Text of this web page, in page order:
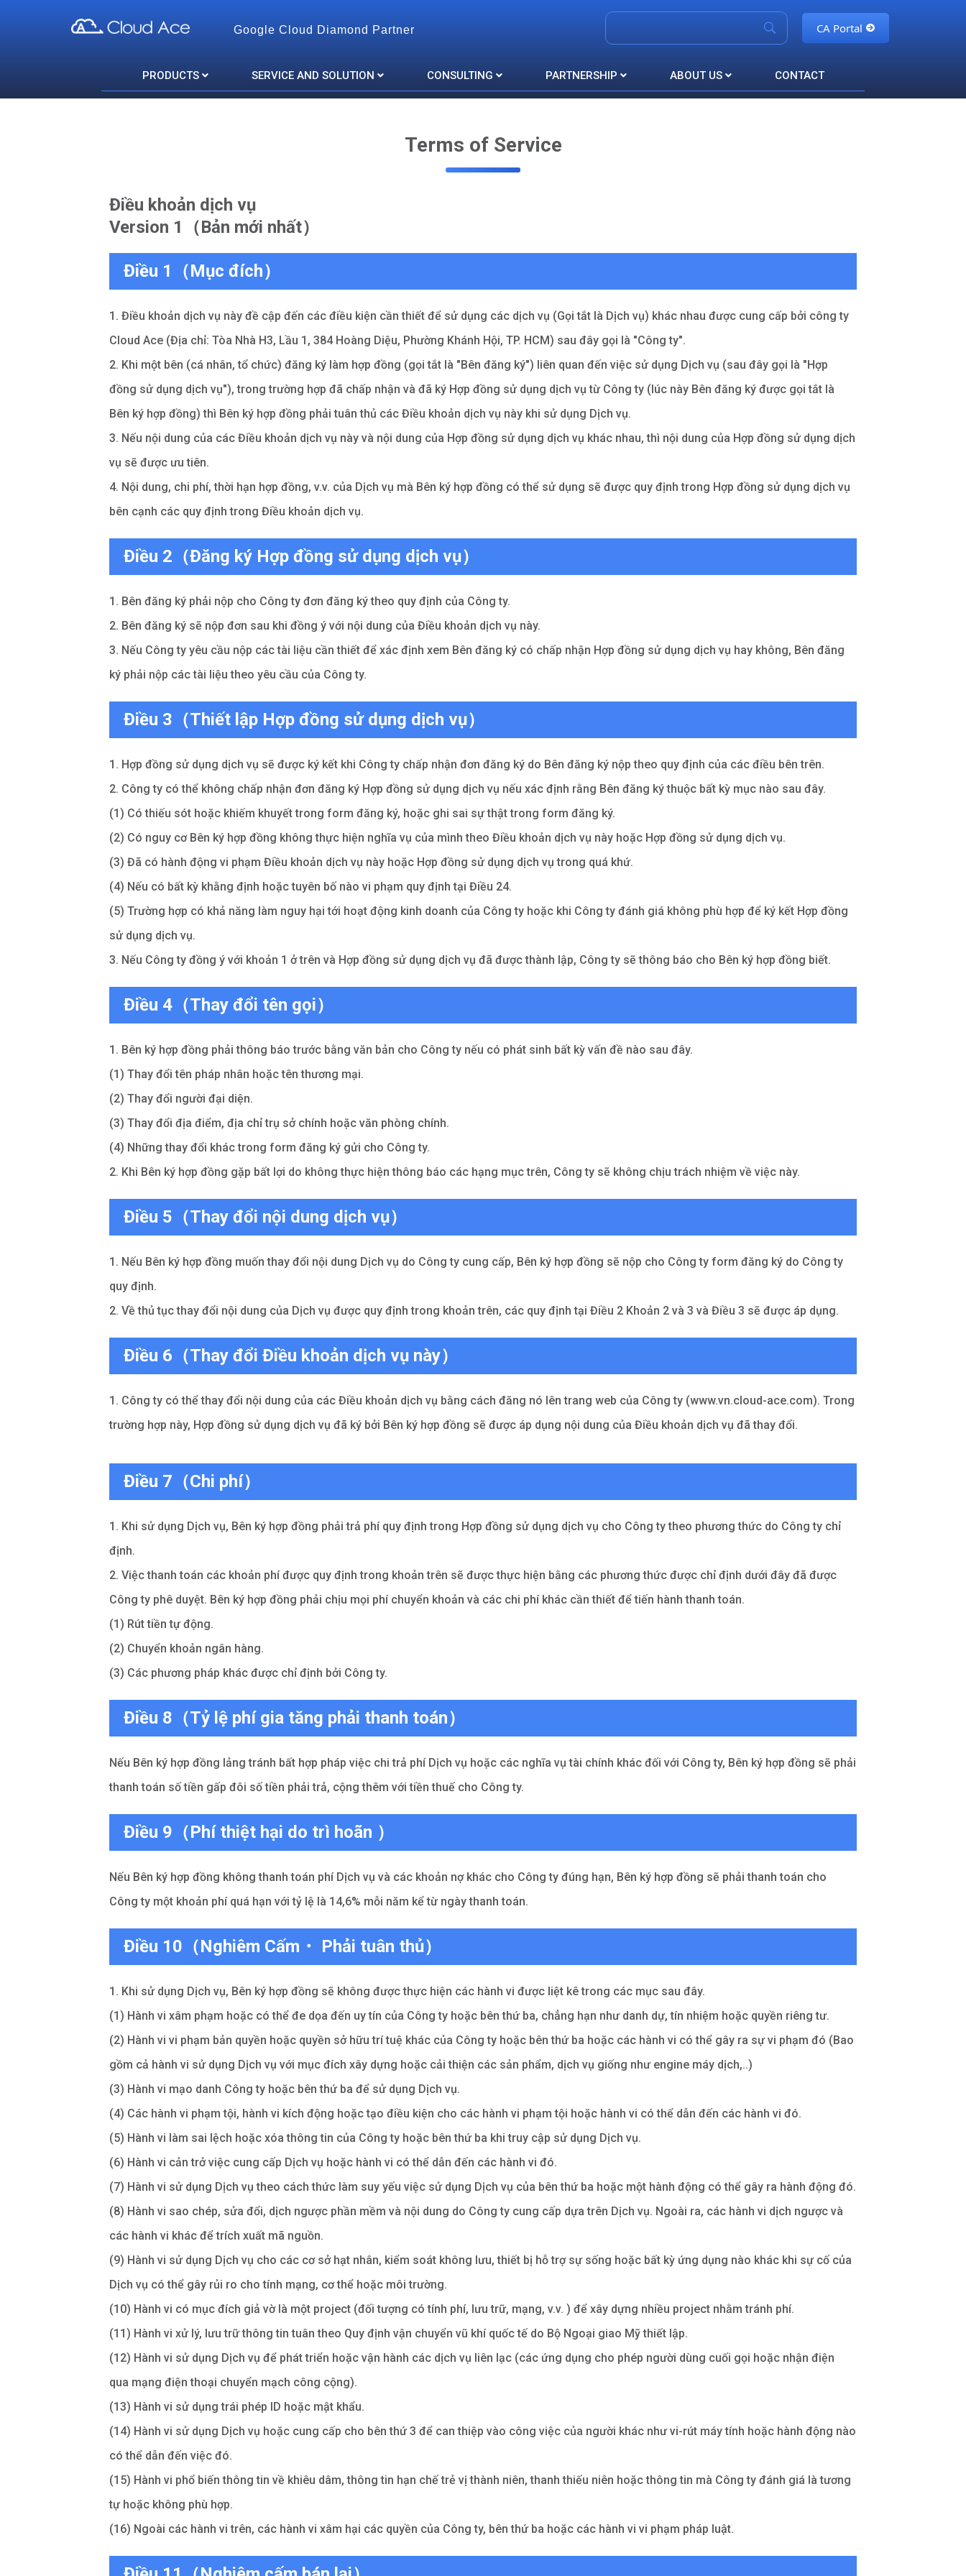
Google Cloud Diamond Partner CA Portal
PRODUCTS SERVICE AND SOLUTION CONSULTING PARTNERSHIP ABOUT US CONTACT
Terms of Service
Điều khoản dịch vụ
Version 1（Bản mới nhất）
Điều 1（Mục đích）
1. Điều khoản dịch vụ này đề cập đến các điều kiện cần thiết để sử dụng các dịch vụ (Gọi tắt là Dịch vụ) khác nhau được cung cấp bởi công ty
Cloud Ace (Địa chỉ: Tòa Nhà H3, Lầu 1, 384 Hoàng Diệu, Phường Khánh Hội, TP. HCM) sau đây gọi là "Công ty".
2. Khi một bên (cá nhân, tổ chức) đăng ký làm hợp đồng (gọi tắt là "Bên đăng ký") liên quan đến việc sử dụng Dịch vụ (sau đây gọi là "Hợp
đồng sử dụng dịch vụ"), trong trường hợp đã chấp nhận và đã ký Hợp đồng sử dụng dịch vụ từ Công ty (lúc này Bên đăng ký được gọi tắt là
Bên ký hợp đồng) thì Bên ký hợp đồng phải tuân thủ các Điều khoản dịch vụ này khi sử dụng Dịch vụ.
3. Nếu nội dung của các Điều khoản dịch vụ này và nội dung của Hợp đồng sử dụng dịch vụ khác nhau, thì nội dung của Hợp đồng sử dụng dịch
vụ sẽ được ưu tiên.
4. Nội dung, chi phí, thời hạn hợp đồng, v.v. của Dịch vụ mà Bên ký hợp đồng có thể sử dụng sẽ được quy định trong Hợp đồng sử dụng dịch vụ
bên cạnh các quy định trong Điều khoản dịch vụ.
Điều 2（Đăng ký Hợp đồng sử dụng dịch vụ）
1. Bên đăng ký phải nộp cho Công ty đơn đăng ký theo quy định của Công ty.
2. Bên đăng ký sẽ nộp đơn sau khi đồng ý với nội dung của Điều khoản dịch vụ này.
3. Nếu Công ty yêu cầu nộp các tài liệu cần thiết để xác định xem Bên đăng ký có chấp nhận Hợp đồng sử dụng dịch vụ hay không, Bên đăng
ký phải nộp các tài liệu theo yêu cầu của Công ty.
Điều 3（Thiết lập Hợp đồng sử dụng dịch vụ）
1. Hợp đồng sử dụng dịch vụ sẽ được ký kết khi Công ty chấp nhận đơn đăng ký do Bên đăng ký nộp theo quy định của các điều bên trên.
2. Công ty có thể không chấp nhận đơn đăng ký Hợp đồng sử dụng dịch vụ nếu xác định rằng Bên đăng ký thuộc bất kỳ mục nào sau đây.
(1) Có thiếu sót hoặc khiếm khuyết trong form đăng ký, hoặc ghi sai sự thật trong form đăng ký.
(2) Có nguy cơ Bên ký hợp đồng không thực hiện nghĩa vụ của mình theo Điều khoản dịch vụ này hoặc Hợp đồng sử dụng dịch vụ.
(3) Đã có hành động vi phạm Điều khoản dịch vụ này hoặc Hợp đồng sử dụng dịch vụ trong quá khứ.
(4) Nếu có bất kỳ khằng định hoặc tuyên bố nào vi phạm quy định tại Điều 24.
(5) Trường hợp có khả năng làm nguy hại tới hoạt động kinh doanh của Công ty hoặc khi Công ty đánh giá không phù hợp để ký kết Hợp đồng
sử dụng dịch vụ.
3. Nếu Công ty đồng ý với khoản 1 ở trên và Hợp đồng sử dụng dịch vụ đã được thành lập, Công ty sẽ thông báo cho Bên ký hợp đồng biết.
Điều 4（Thay đổi tên gọi）
1. Bên ký hợp đồng phải thông báo trước bằng văn bản cho Công ty nếu có phát sinh bất kỳ vấn đề nào sau đây.
(1) Thay đổi tên pháp nhân hoặc tên thương mại.
(2) Thay đổi người đại diện.
(3) Thay đổi địa điểm, địa chỉ trụ sở chính hoặc văn phòng chính.
(4) Những thay đổi khác trong form đăng ký gửi cho Công ty.
2. Khi Bên ký hợp đồng gặp bất lợi do không thực hiện thông báo các hạng mục trên, Công ty sẽ không chịu trách nhiệm về việc này.
Điều 5（Thay đổi nội dung dịch vụ）
1. Nếu Bên ký hợp đồng muốn thay đổi nội dung Dịch vụ do Công ty cung cấp, Bên ký hợp đồng sẽ nộp cho Công ty form đăng ký do Công ty
quy định.
2. Về thủ tục thay đổi nội dung của Dịch vụ được quy định trong khoản trên, các quy định tại Điều 2 Khoản 2 và 3 và Điều 3 sẽ được áp dụng.
Điều 6（Thay đổi Điều khoản dịch vụ này）
1. Công ty có thể thay đổi nội dung của các Điều khoản dịch vụ bằng cách đăng nó lên trang web của Công ty (www.vn.cloud-ace.com). Trong
trường hợp này, Hợp đồng sử dụng dịch vụ đã ký bởi Bên ký hợp đồng sẽ được áp dụng nội dung của Điều khoản dịch vụ đã thay đổi.
Điều 7（Chi phí）
1. Khi sử dụng Dịch vụ, Bên ký hợp đồng phải trả phí quy định trong Hợp đồng sử dụng dịch vụ cho Công ty theo phương thức do Công ty chỉ
định.
2. Việc thanh toán các khoản phí được quy định trong khoản trên sẽ được thực hiện bằng các phương thức được chỉ định dưới đây đã được
Công ty phê duyệt. Bên ký hợp đồng phải chịu mọi phí chuyển khoản và các chi phí khác cần thiết để tiến hành thanh toán.
(1) Rút tiền tự động.
(2) Chuyển khoản ngân hàng.
(3) Các phương pháp khác được chỉ định bởi Công ty.
Điều 8（Tỷ lệ phí gia tăng phải thanh toán）
Nếu Bên ký hợp đồng lảng tránh bất hợp pháp việc chi trả phí Dịch vụ hoặc các nghĩa vụ tài chính khác đối với Công ty, Bên ký hợp đồng sẽ phải
thanh toán số tiền gấp đôi số tiền phải trả, cộng thêm với tiền thuế cho Công ty.
Điều 9（Phí thiệt hại do trì hoãn ）
Nếu Bên ký hợp đồng không thanh toán phí Dịch vụ và các khoản nợ khác cho Công ty đúng hạn, Bên ký hợp đồng sẽ phải thanh toán cho
Công ty một khoản phí quá hạn với tỷ lệ là 14,6% mỗi năm kể từ ngày thanh toán.
Điều 10（Nghiêm Cấm・ Phải tuân thủ）
1. Khi sử dụng Dịch vụ, Bên ký hợp đồng sẽ không được thực hiện các hành vi được liệt kê trong các mục sau đây.
(1) Hành vi xâm phạm hoặc có thể đe dọa đến uy tín của Công ty hoặc bên thứ ba, chẳng hạn như danh dự, tín nhiệm hoặc quyền riêng tư.
(2) Hành vi vi phạm bản quyền hoặc quyền sở hữu trí tuệ khác của Công ty hoặc bên thứ ba hoặc các hành vi có thể gây ra sự vi phạm đó (Bao
gồm cả hành vi sử dụng Dịch vụ với mục đích xây dựng hoặc cải thiện các sản phẩm, dịch vụ giống như engine máy dịch,..)
(3) Hành vi mạo danh Công ty hoặc bên thứ ba để sử dụng Dịch vụ.
(4) Các hành vi phạm tội, hành vi kích động hoặc tạo điều kiện cho các hành vi phạm tội hoặc hành vi có thể dẫn đến các hành vi đó.
(5) Hành vi làm sai lệch hoặc xóa thông tin của Công ty hoặc bên thứ ba khi truy cập sử dụng Dịch vụ.
(6) Hành vi cản trở việc cung cấp Dịch vụ hoặc hành vi có thể dẫn đến các hành vi đó.
(7) Hành vi sử dụng Dịch vụ theo cách thức làm suy yếu việc sử dụng Dịch vụ của bên thứ ba hoặc một hành động có thể gây ra hành động đó.
(8) Hành vi sao chép, sửa đổi, dịch ngược phần mềm và nội dung do Công ty cung cấp dựa trên Dịch vụ. Ngoài ra, các hành vi dịch ngược và
các hành vi khác để trích xuất mã nguồn.
(9) Hành vi sử dụng Dịch vụ cho các cơ sở hạt nhân, kiểm soát không lưu, thiết bị hỗ trợ sự sống hoặc bất kỳ ứng dụng nào khác khi sự cố của
Dịch vụ có thể gây rủi ro cho tính mạng, cơ thể hoặc môi trường.
(10) Hành vi có mục đích giả vờ là một project (đối tượng có tính phí, lưu trữ, mạng, v.v. ) để xây dựng nhiều project nhằm tránh phí.
(11) Hành vi xử lý, lưu trữ thông tin tuân theo Quy định vận chuyển vũ khí quốc tế do Bộ Ngoại giao Mỹ thiết lập.
(12) Hành vi sử dụng Dịch vụ để phát triển hoặc vận hành các dịch vụ liên lạc (các ứng dụng cho phép người dùng cuối gọi hoặc nhận điện
qua mạng điện thoại chuyển mạch công cộng).
(13) Hành vi sử dụng trái phép ID hoặc mật khẩu.
(14) Hành vi sử dụng Dịch vụ hoặc cung cấp cho bên thứ 3 để can thiệp vào công việc của người khác như vi-rút máy tính hoặc hành động nào
có thể dẫn đến việc đó.
(15) Hành vi phổ biến thông tin về khiêu dâm, thông tin hạn chế trẻ vị thành niên, thanh thiếu niên hoặc thông tin mà Công ty đánh giá là tương
tự hoặc không phù hợp.
(16) Ngoài các hành vi trên, các hành vi xâm hại các quyền của Công ty, bên thứ ba hoặc các hành vi vi phạm pháp luật.